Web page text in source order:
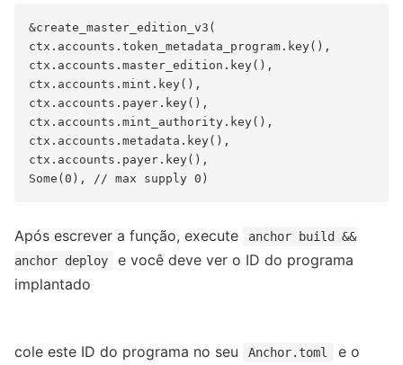
&create_master_edition_v3(
ctx.accounts.token_metadata_program.key(),
ctx.accounts.master_edition.key(),
ctx.accounts.mint.key(),
ctx.accounts.payer.key(),
ctx.accounts.mint_authority.key(),
ctx.accounts.metadata.key(),
ctx.accounts.payer.key(),
Após escrever a função, execute
anchor build &&
anchor deploy
e você deve ver o ID do programa
implantado
cole este ID do programa no seu Anchor.toml e o